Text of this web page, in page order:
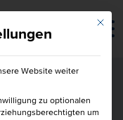
Mit
Website weiter
zu optionalen
um